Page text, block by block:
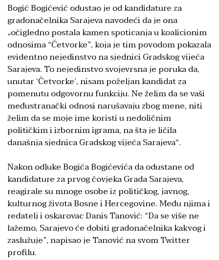
Bogić Bogićević odustao je od kandidature za
gradonačelnika Sarajeva navodeći da je ona
„očigledno postala kamen spoticanja u koalicionim
odnosima “Četvorke”, koja je tim povodom pokazala
evidentno nejedinstvo na sjednici Gradskog vijeća
Sarajeva. To nejedinstvo svojevrsna je poruka da,
unutar ‘Četvorke’, nisam poželjan kandidat za
pomenutu odgovornu funkciju. Ne želim da se vaši
međustranački odnosi narušavaju zbog mene, niti
želim da se moje ime koristi u nedoličnim
političkim i izbornim igrama, na šta je ličila
današnja sjednica Gradskog vijeća Sarajeva“.
Nakon odluke Bogića Bogićevića da odustane od
kandidature za prvog čovjeka Grada Sarajeva,
reagirale su mnoge osobe iz političkog, javnog,
kulturnog života Bosne i Hercegovine. Među njima i
redatelj i oskarovac Danis Tanović: “Da se više ne
lažemo, Sarajevo će dobiti gradonačelnika kakvog i
zaslužuje”, napisao je Tanović na svom Twitter
profilu.